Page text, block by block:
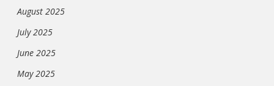
August 2025
July 2025
June 2025
May 2025